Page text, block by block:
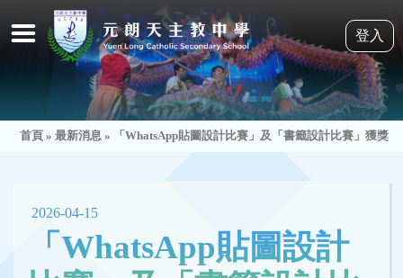
登入
首頁 » 最新消息 » 「WhatsApp貼圖設計比賽」及「書籤設計比賽」獲獎
2026-04-15
「WhatsApp貼圖設計